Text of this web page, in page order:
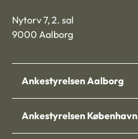
Nytorv 7, 2. sal
9000 Aalborg
Ankestyrelsen Aalborg
Ankestyrelsen København